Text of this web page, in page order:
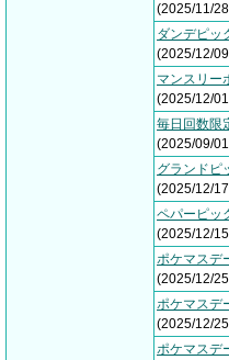
(2025/11/
ダンデピッ
(2025/12/
マンスリー
(2025/12/
毎日回数限
(2025/09/
グランドピ
(2025/12/
ペパーピッ
(2025/12/
ポケマスデ
(2025/12/
ポケマスデ
(2025/12/
ポケマスデ